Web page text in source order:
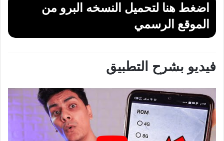
اضغط هنا لتحميل النسخه البرو من
الموقع الرسمي
فيديو بشرح التطبيق